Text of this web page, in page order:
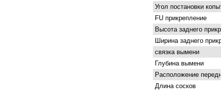
Угол постановки
FU прикрепление
Высота заднего
Ширина заднего
связка вымени
Глубина вымени
Расположение
Длина сосков